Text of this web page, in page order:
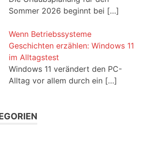
Sommer 2026 beginnt bei […]
Wenn Betriebssysteme
Geschichten erzählen: Windows 11
im Alltagstest
Windows 11 verändert den PC-
Alltag vor allem durch ein […]